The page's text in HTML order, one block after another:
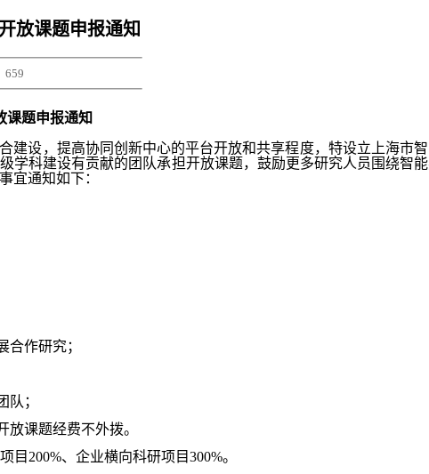
放课题申报通知
659
课题申报通知
建设， 提高协同创新中心的平台开放和共享程度， 特设立 上海市
学科建设有贡献的团队承担开放课题， 鼓励更多研究人员围绕智
宜通知如下：
合作研究；
；
放课题经费不外拨。
目200%、企业横向科研项目300%。